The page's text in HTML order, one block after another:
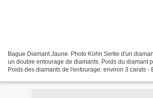
Bague Diamant Jaune. Photo Kohn Sertie d'un
un double entourage de diamants. Poids du diamant
Poids des diamants de l'entourage: environ 3 carats -